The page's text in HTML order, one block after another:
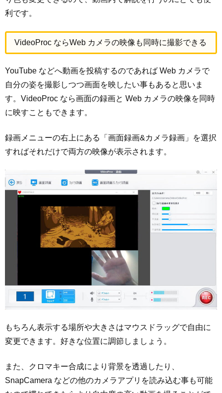
利です。
VideoProc ならWeb カメラの映像も同時に撮影できる
YouTube などへ動画を投稿するのであれば Web カメラで
自分の姿を撮影しつつ画面を映したい事もあると思いま
す。VideoProc なら画面の録画と Web カメラの映像を同時
に映すこともできます。
録画メニューの右上にある「画面録画&カメラ録画」を選択
すればそれだけで両方の映像が表示されます。
もちろん表示する場所や大きさはマウスドラッグで自由に
変更できます。好きな位置に調節しましょう。
また、クロマキー合成により背景を透過したり、
SnapCamera などの他のカメラアプリを読み込む事も可能